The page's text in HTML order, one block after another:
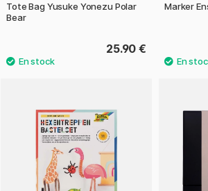
Tote Bag Yusuke Yonezu Polar
Bear
25.90 €
Marker